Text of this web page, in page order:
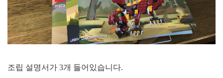
조립 설명서가 3개 들어있습니다.